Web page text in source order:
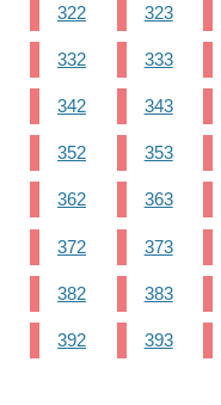
322 323
332 333
342 343
352 353
362 363
372 373
382 383
392 393